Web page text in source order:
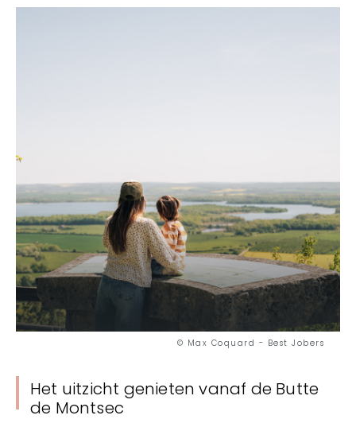
© Max Coquard - Best Jobers
Het uitzicht genieten vanaf de Butte
de Montsec